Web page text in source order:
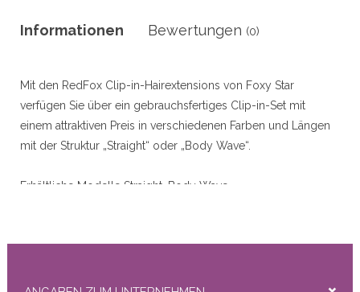
Informationen Bewertungen (0)
Mit den RedFox Clip-in-Hairextensions von Foxy Star
verfügen Sie über ein gebrauchsfertiges Clip-in-Set mit
einem attraktiven Preis in verschiedenen Farben und Längen
mit der Struktur „Straight“ oder „Body Wave“.
Erhältliche Modelle Straight, Body Wave
cm/22 Zoll (Straight, Body Wave)
95 Gramm pro Packung (45 cm), 105 Gramm pro Packung (55